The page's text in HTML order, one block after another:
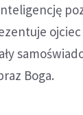
Boga.